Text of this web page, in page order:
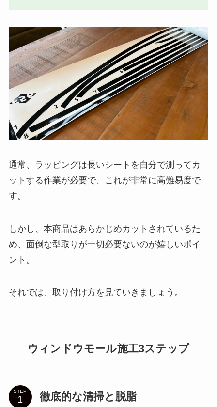
通常、ラッピングは長いシートを自分で測ってカ
ットする作業が必要で、これが非常に高難易度で
す。
しかし、本商品はあらかじめカットされているた
め、面倒な型取りが一切必要ないのが嬉しいポイ
ント。
それでは、取り付け方を見ていきましょう。
ウィンドウモール施工3ステップ
STEP 徹底的な清掃と脱脂